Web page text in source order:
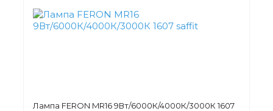
Лампа FERON MR16 9Вт/6000К/4000К/3000К 1607